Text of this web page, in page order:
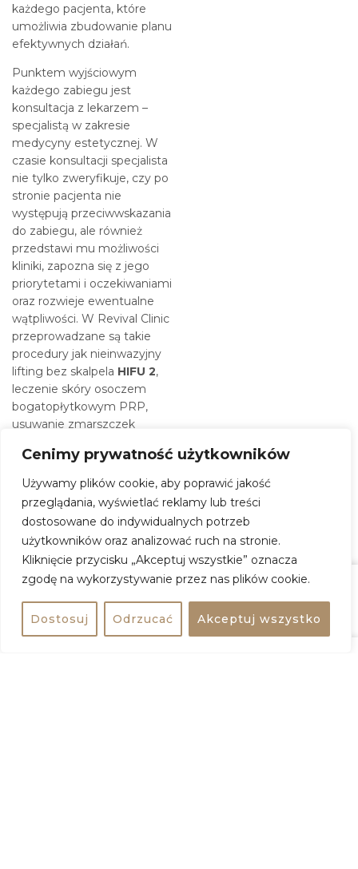
Cenimy prywatność użytkowników
Używamy plików cookie, aby poprawić jakość
przeglądania, wyświetlać reklamy lub treści
dostosowane do indywidualnych potrzeb
użytkowników oraz analizować ruch na stronie.
Kliknięcie przycisku „Akceptuj wszystkie” oznacza
zgodę na wykorzystywanie przez nas plików cookie.
Dostosuj Odrzucać Akceptuj wszystko
każdego pacjenta, które
umożliwia zbudowanie planu
efektywnych działań.
Punktem wyjściowym
każdego zabiegu jest
konsultacja z lekarzem –
specjalistą w zakresie
medycyny estetycznej. W
czasie konsultacji specjalista
nie tylko zweryfikuje, czy po
stronie pacjenta nie
występują przeciwwskazania
do zabiegu, ale również
przedstawi mu możliwości
kliniki, zapozna się z jego
priorytetami i oczekiwaniami
oraz rozwieje ewentualne
wątpliwości. W Revival Clinic
przeprowadzane są takie
procedury jak nieinwazyjny
lifting bez skalpela HIFU 2,
leczenie skóry osoczem
bogatopłytkowym PRP,
usuwanie zmarszczek
odmładzanie nowej generacji
Endolifting Fotona 4D,
wypełnianie zmarszczek
kwasem hialuronowym,
mezoterapia iniekcyjna oraz
powiększanie i modelowanie
ust.
www
www
Zobacz na mapie
Zasugeruj Zobacz na mapie Udostępnij